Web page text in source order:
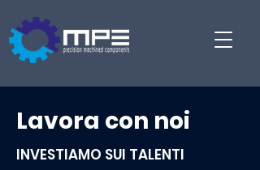
Lavora con noi
INVESTIAMO SUI TALENTI